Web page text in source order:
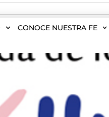
CONOCE NUESTRA FE